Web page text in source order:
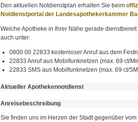
Den aktuellen Notdienstplan erhalten Sie beim
Notdienstportal der Landesapothekerkammer
Welche Apotheke in Ihrer Nähe gerade
auch unter:
0800 00 22833 kostenloser Anruf aus dem
22833 Anruf aus Mobilfunknetzen (max. 69 ct/
22833 SMS aus Mobilfunknetzen (max. 69 ct/
Aktueller Apothekennotdienst
Anreisebeschreibung
Sie finden uns im Herzen der Stadt gegenüber